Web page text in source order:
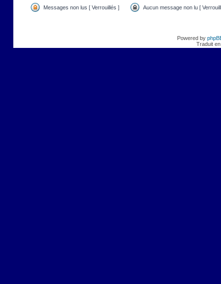
Messages non lus [ Verrouillés ] Aucun message non lu [
Powered by
Traduit